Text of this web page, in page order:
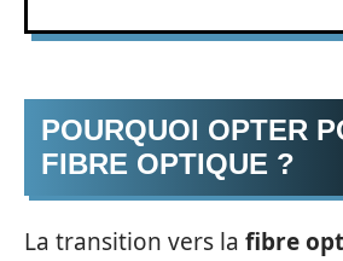
POURQUOI OPTER
FIBRE OPTIQUE ?
La transition vers la fibre